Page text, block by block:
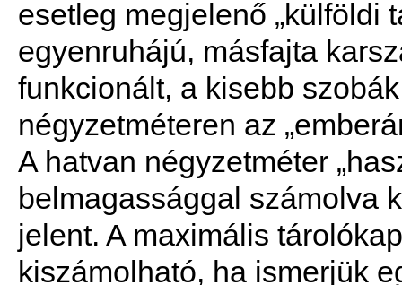
esetleg megjelenő „külföldi
egyenruhájú, másfajta
funkcionált, a kisebb
négyzetméteren az
A hatvan négyzetméter
belmagassággal számolva
jelent. A maximális
kiszámolható, ha ismerjük